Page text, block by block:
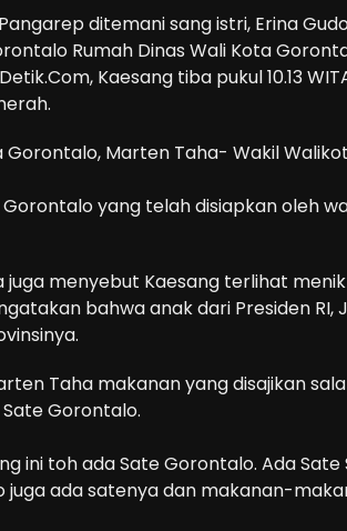
ditemani sang istri, Erina
Rumah Dinas Wali Kota
Kaesang tiba pukul 10.13
Gorontalo, Marten Taha- Wakil
yang telah disiapkan oleh
menyebut Kaesang terlihat
bahwa anak dari Presiden RI,
Taha makanan yang disajikan
Gorontalo.
ini toh ada Sate Gorontalo. Ada Sate
juga ada satenya dan makanan-